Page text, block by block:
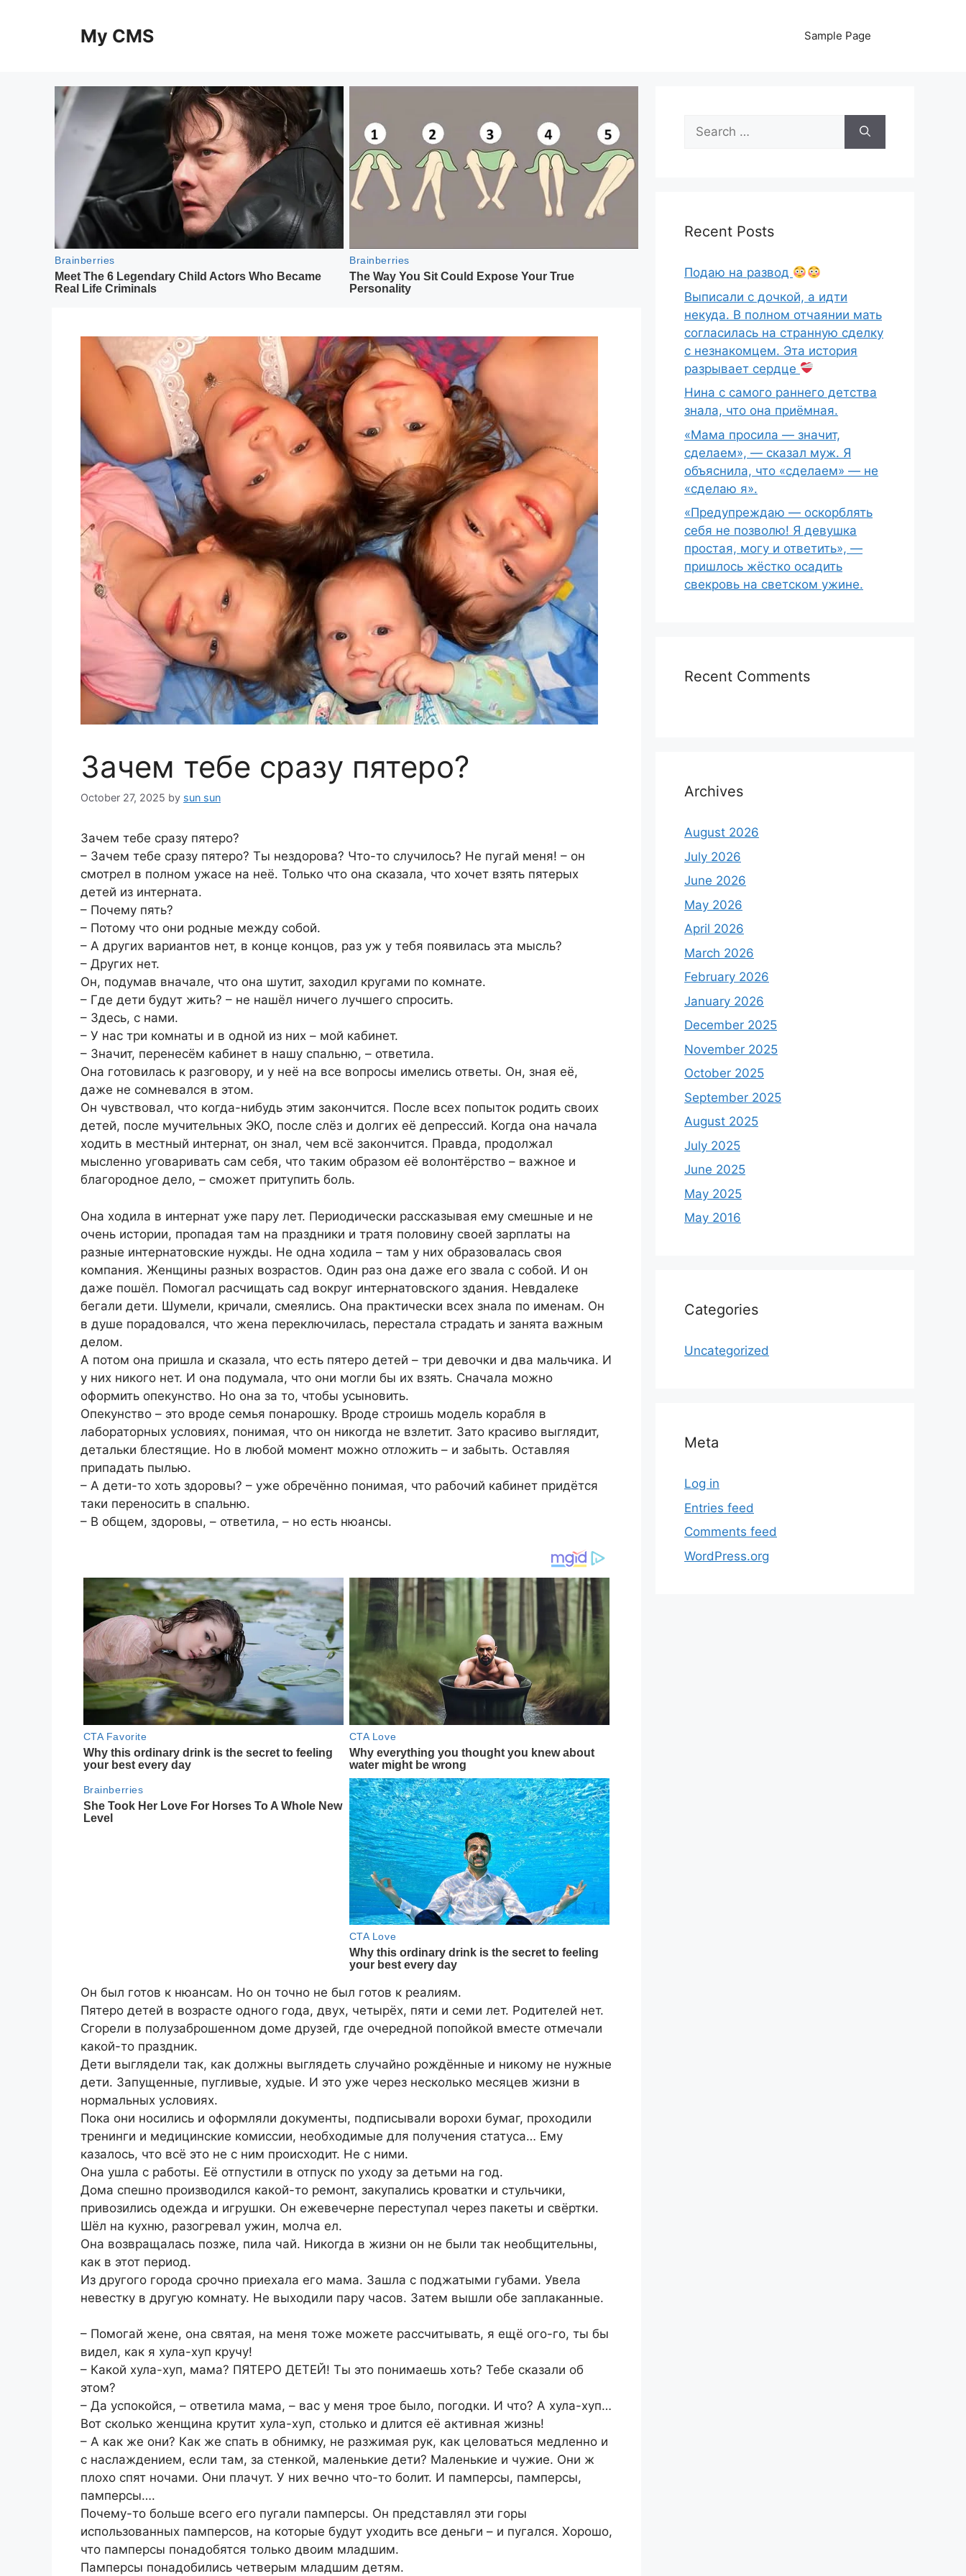
My CMS Sample Page
Зачем тебе сразу пятеро?
October 27, 2025 by sun sun
Зачем тебе сразу пятеро?
– Зачем тебе сразу пятеро? Ты нездорова? Что-то случилось? Не пугай меня! – он
смотрел в полном ужасе на неё. Только что она сказала, что хочет взять пятерых
детей из интерната.
– Почему пять?
– Потому что они родные между собой.
– А других вариантов нет, в конце концов, раз уж у тебя появилась эта мысль?
– Других нет.
Он, подумав вначале, что она шутит, заходил кругами по комнате.
– Где дети будут жить? – не нашёл ничего лучшего спросить.
– Здесь, с нами.
– У нас три комнаты и в одной из них – мой кабинет.
– Значит, перенесём кабинет в нашу спальню, – ответила.
Она готовилась к разговору, и у неё на все вопросы имелись ответы. Он, зная её,
даже не сомневался в этом.
Он чувствовал, что когда-нибудь этим закончится. После всех попыток родить своих
детей, после мучительных ЭКО, после слёз и долгих её депрессий. Когда она начала
ходить в местный интернат, он знал, чем всё закончится. Правда, продолжал
мысленно уговаривать сам себя, что таким образом её волонтёрство – важное и
благородное дело, – сможет притупить боль.
Она ходила в интернат уже пару лет. Периодически рассказывая ему смешные и не
очень истории, пропадая там на праздники и тратя половину своей зарплаты на
разные интернатовские нужды. Не одна ходила – там у них образовалась своя
компания. Женщины разных возрастов. Один раз она даже его звала с собой. И он
даже пошёл. Помогал расчищать сад вокруг интернатовского здания. Невдалеке
бегали дети. Шумели, кричали, смеялись. Она практически всех знала по именам. Он
в душе порадовался, что жена переключилась, перестала страдать и занята важным
делом.
А потом она пришла и сказала, что есть пятеро детей – три девочки и два мальчика. И
у них никого нет. И она подумала, что они могли бы их взять. Сначала можно
оформить опекунство. Но она за то, чтобы усыновить.
Опекунство – это вроде семья понарошку. Вроде строишь модель корабля в
лабораторных условиях, понимая, что он никогда не взлетит. Зато красиво выглядит,
детальки блестящие. Но в любой момент можно отложить – и забыть. Оставляя
припадать пылью.
– А дети-то хоть здоровы? – уже обречённо понимая, что рабочий кабинет придётся
таки переносить в спальню.
– В общем, здоровы, – ответила, – но есть нюансы.
Он был готов к нюансам. Но он точно не был готов к реалиям.
Пятеро детей в возрасте одного года, двух, четырёх, пяти и семи лет. Родителей нет.
Сгорели в полузаброшенном доме друзей, где очередной попойкой вместе отмечали
какой-то праздник.
Дети выглядели так, как должны выглядеть случайно рождённые и никому не нужные
дети. Запущенные, пугливые, худые. И это уже через несколько месяцев жизни в
нормальных условиях.
Пока они носились и оформляли документы, подписывали ворохи бумаг, проходили
тренинги и медицинские комиссии, необходимые для получения статуса… Ему
казалось, что всё это не с ним происходит. Не с ними.
Она ушла с работы. Её отпустили в отпуск по уходу за детьми на год.
Дома спешно производился какой-то ремонт, закупались кроватки и стульчики,
привозились одежда и игрушки. Он ежевечерне переступал через пакеты и свёртки.
Шёл на кухню, разогревал ужин, молча ел.
Она возвращалась позже, пила чай. Никогда в жизни он не были так необщительны,
как в этот период.
Из другого города срочно приехала его мама. Зашла с поджатыми губами. Увела
невестку в другую комнату. Не выходили пару часов. Затем вышли обе заплаканные.
– Помогай жене, она святая, на меня тоже можете рассчитывать, я ещё ого-го, ты бы
видел, как я хула-хуп кручу!
– Какой хула-хуп, мама? ПЯТЕРО ДЕТЕЙ! Ты это понимаешь хоть? Тебе сказали об
этом?
– Да успокойся, – ответила мама, – вас у меня трое было, погодки. И что? А хула-хуп…
Вот сколько женщина крутит хула-хуп, столько и длится её активная жизнь!
– А как же они? Как же спать в обнимку, не разжимая рук, как целоваться медленно и
с наслаждением, если там, за стенкой, маленькие дети? Маленькие и чужие. Они ж
плохо спят ночами. Они плачут. У них вечно что-то болит. И памперсы, памперсы,
памперсы….
Почему-то больше всего его пугали памперсы. Он представлял эти горы
использованных памперсов, на которые будут уходить все деньги – и пугался. Хорошо,
что памперсы понадобятся только двоим младшим.
Памперсы понадобились четверым младшим детям.
Search
for:
Recent Posts
Подаю на развод
Выписали с дочкой, а идти
некуда. В полном отчаянии мать
согласилась на странную сделку
с незнакомцем. Эта история
разрывает сердце
Нина с самого раннего детства
знала, что она приёмная.
«Мама просила — значит,
сделаем», — сказал муж. Я
объяснила, что «сделаем» — не
«сделаю я».
«Предупреждаю — оскорблять
себя не позволю! Я девушка
простая, могу и ответить», —
пришлось жёстко осадить
свекровь на светском ужине.
Recent Comments
Archives
August 2026
July 2026
June 2026
May 2026
April 2026
March 2026
February 2026
January 2026
December 2025
November 2025
October 2025
September 2025
August 2025
July 2025
June 2025
May 2025
May 2016
Categories
Uncategorized
Meta
Log in
Entries feed
Comments feed
WordPress.org